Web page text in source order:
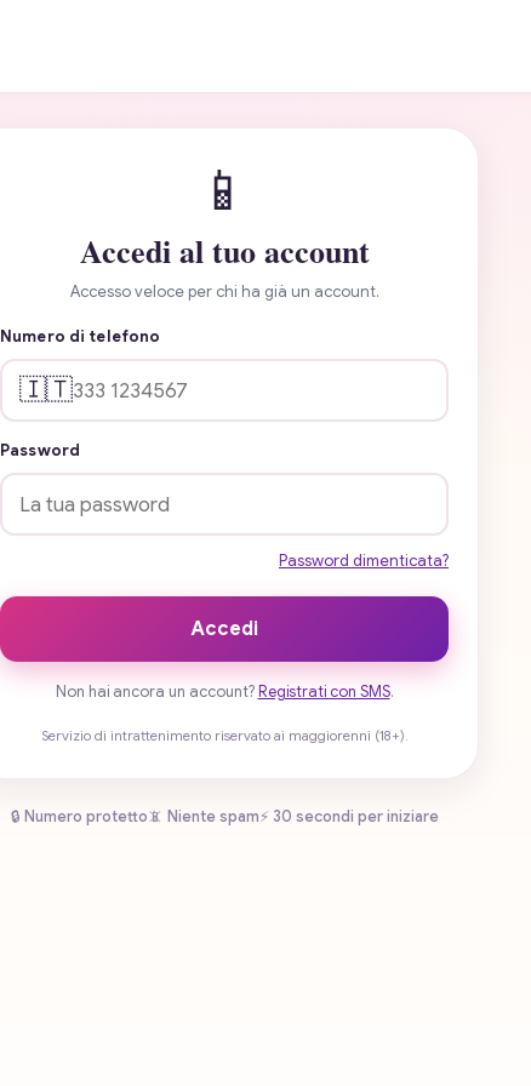
📱
Accedi al tuo account
Accesso veloce per chi ha già un account.
Numero di telefono
🇮🇹
Password
Password dimenticata?
Accedi
Non hai ancora un account? Registrati con SMS.
Servizio di intrattenimento riservato ai maggiorenni (18+).
🔒 Numero protetto📵 Niente spam⚡ 30 secondi per iniziare